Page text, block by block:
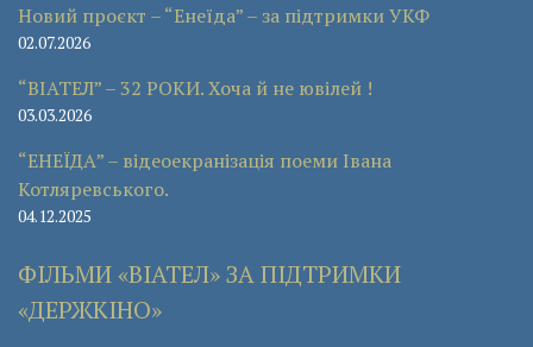
Новий проєкт – “Енеїда” – за підтримки УКФ
02.07.2026
“ВІАТЕЛ” – 32 РОКИ. Хоча й не ювілей !
03.03.2026
“ЕНЕЇДА” – відеоекранізація поеми Івана
Котляревського.
04.12.2025
ФІЛЬМИ «ВІАТЕЛ» ЗА ПІДТРИМКИ
«ДЕРЖКІНО»